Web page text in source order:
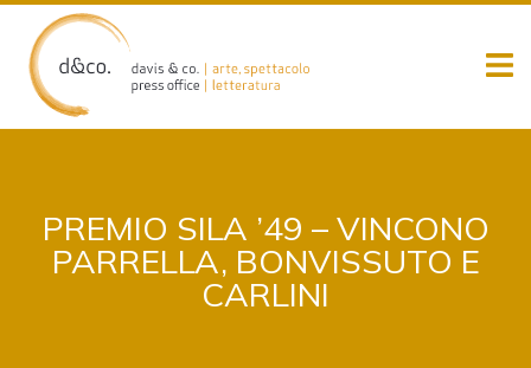
content
PREMIO SILA ’49 – VINCONO
PARRELLA, BONVISSUTO E
CARLINI